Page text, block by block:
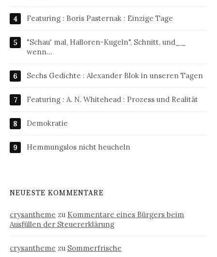
Featuring : Boris Pasternak : Einzige Tage
"Schau' mal, Halloren-Kugeln", Schnitt, und__
wenn…
Sechs Gedichte : Alexander Blok in unseren Tagen
Featuring : A. N. Whitehead : Prozess und Realität
Demokratie
Hemmungslos nicht heucheln
NEUESTE KOMMENTARE
crysantheme zu Kommentare eines Bürgers beim
Ausfüllen der Steuererklärung
crysantheme zu Sommerfrische